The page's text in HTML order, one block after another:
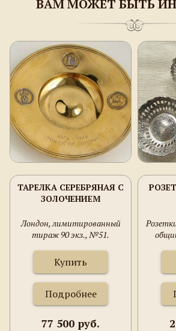
ВАМ МОЖЕТ БЫТЬ
ТАРЕЛКА СЕРЕБРЯНАЯ С
ЗОЛОЧЕНИЕМ
Лондон, лимитированный
тираж 90 экз., №51.
Купить
Подробнее
77 500 руб.